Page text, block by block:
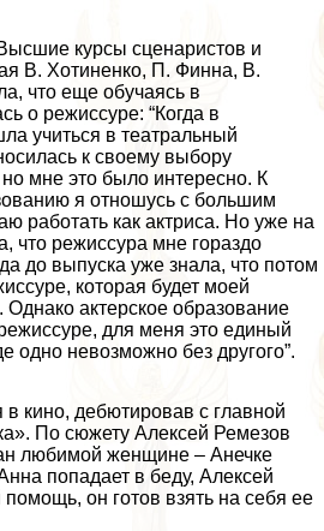
курсы сценаристов и
В. Хотиненко, П. Финна, В.
что еще обучаясь в
о режиссуре: “Когда в
учиться в театральный
к своему выбору
мне это было интересно. К
я отношусь с большим
работать как актриса. Но уже на
что режиссура мне гораздо
до выпуска уже знала, что потом
которая будет моей
актерское образование
для меня это единый
одно невозможно без другого”.
кино, дебютировав с главной
По сюжету Алексей Ремезов
любимой женщине – Анечке
попадает в беду, Алексей
он готов взять на себя ее